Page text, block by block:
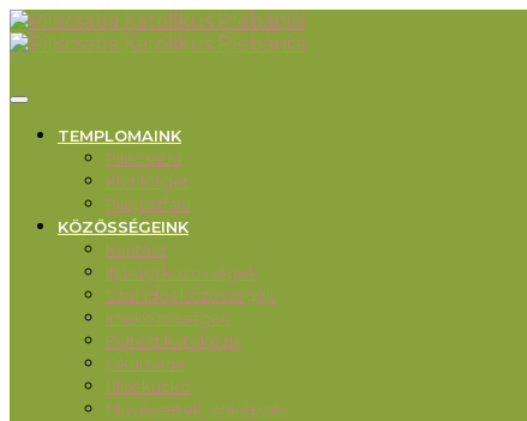
TEMPLOMAINK
Piliscsaba
Klotildliget
Pilisjászfalu
KÖZÖSSÉGEINK
Karitász
Ifjúsági közösségek
Családos közösségek
Imaközösségek
Felnőtt katekézis
Ökumené
Misekuckó
Művészetek, önképzés